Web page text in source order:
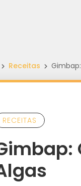
Receitas
RECEITAS